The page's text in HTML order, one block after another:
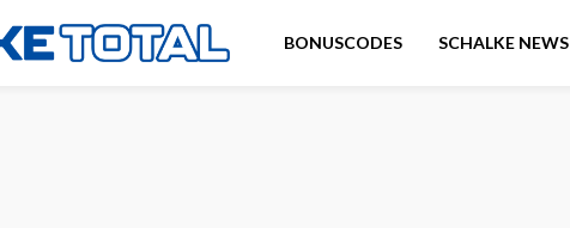
BONUSCODES SCHALKE NEWS